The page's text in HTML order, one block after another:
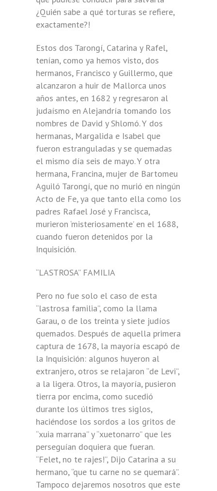
¿Quién sabe a qué torturas se refiere,
exactamente?!
Estos dos Tarongí, Catarina y Rafel,
tenían, como ya hemos visto, dos
hermanos, Francisco y Guillermo, que
alcanzaron a huir de Mallorca unos
años antes, en 1682 y regresaron al
judaísmo en Alejandría tomando los
nombres de David y Shlomó. Y dos
hermanas, Margalida e Isabel que
fueron estranguladas y se quemadas
el mismo día seis de mayo. Y otra
hermana, Francina, mujer de Bartomeu
Aguiló Tarongí, que no murió en ningún
Acto de Fe, ya que tanto ella como los
padres Rafael José y Francisca,
murieron ‘misteriosamente’ en el 1688,
cuando fueron detenidos por la
Inquisición.
“LASTROSA” FAMILIA
Pero no fue solo el caso de esta
“lastrosa familia”, como la llama
Garau, o de los treinta y siete judíos
quemados. Después de aquella primera
captura de 1678, la mayoría escapó de
la Inquisición: algunos huyeron al
extranjero, otros se relajaron “de Levi”,
a la ligera. Otros, la mayoría, pusieron
tierra por encima, como sucedió
durante los últimos tres siglos,
haciéndose los sordos a los gritos de
“xuia marrana” y “xuetonarro” que les
perseguían doquiera que fueran.
“Felet, no te rajes!”, Dijo Catarina a su
hermano, “que tu carne no se quemará”.
Tampoco dejaremos nosotros que este